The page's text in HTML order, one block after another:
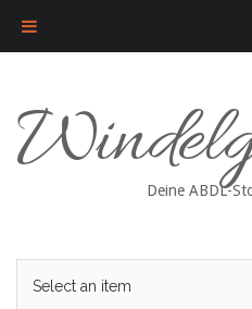
content
Deine ABDL-